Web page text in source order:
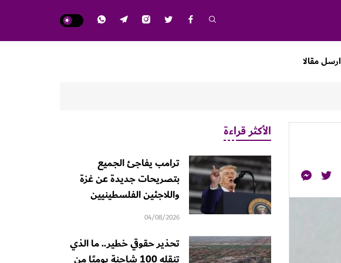
ارسل مقالا
الأكثر قراءة
ترامب يفاجئ الجميع
بتصريحات جديدة عن غزة
واللاجئين الفلسطينيين
04/08/2026
تحذير حقوقي خطير.. ما الذي
تنقله 100 شاحنة يوميًا من